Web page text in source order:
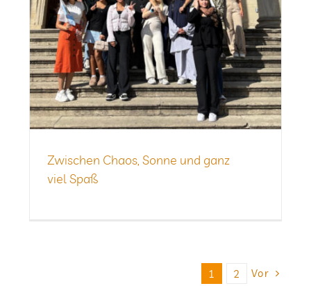
Zwi­schen Chaos, Sonne und ganz
viel Spaß
1 2 Vor